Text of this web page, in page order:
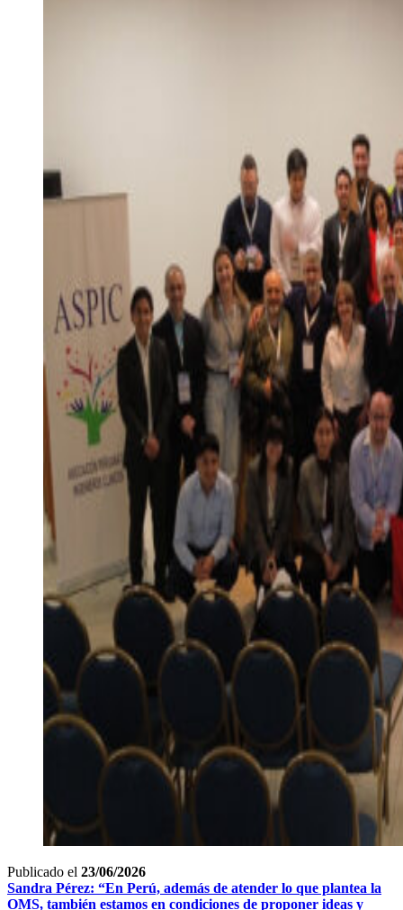
Publicado el 23/06/2026
Sandra Pérez: “En Perú, además de atender lo que plantea la
OMS, también estamos en condiciones de proponer ideas y